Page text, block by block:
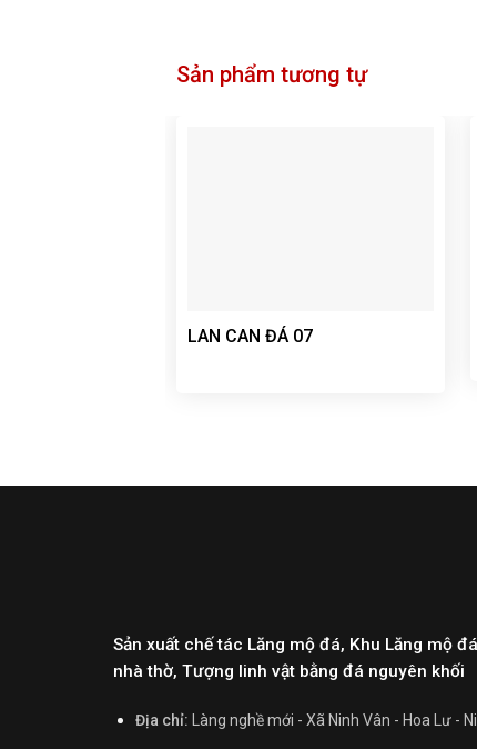
Sản phẩm tương tự
LAN CAN ĐÁ 07
Sản xuất chế tác Lăng mộ đá, Khu Lăng mộ
nhà thờ, Tượng linh vật bằng đá nguyên khối
Địa chỉ: Làng nghề mới - Xã Ninh Vân - Hoa Lư -